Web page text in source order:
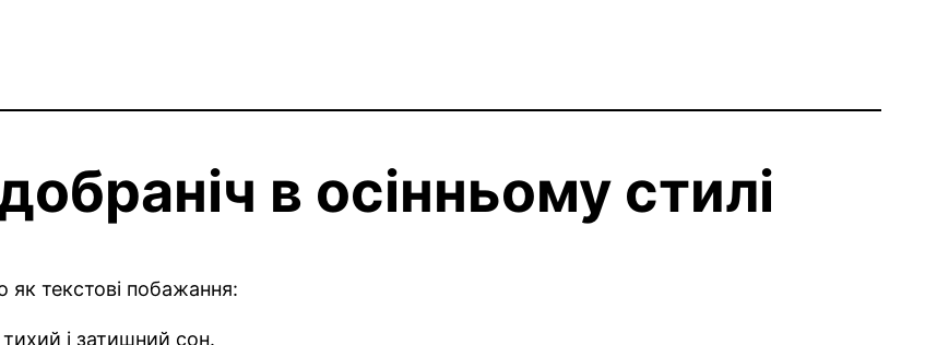
в осінньому стилі
текстові побажання:
тихий і затишний сон.